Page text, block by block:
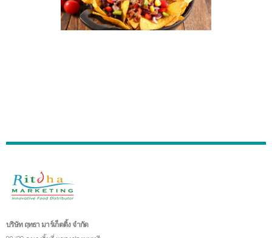
บริษัท ฤทธา มาร์เก็ตติ้ง จำกัด